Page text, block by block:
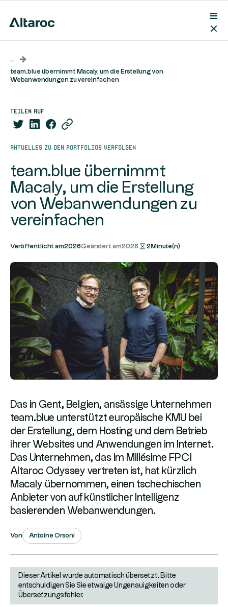
...
team.blue übernimmt Macaly, um die Erstellung von
Webanwendungen zu vereinfachen
teilen auf
Aktuelles zu den Portfolios verfolgen
team.blue übernimmt
Macaly, um die Erstellung
von Webanwendungen zu
vereinfachen
Veröffentlicht am2026Geändert am2026 2 Minute(n)
Das in Gent, Belgien, ansässige Unternehmen
team.blue unterstützt europäische KMU bei
der Erstellung, dem Hosting und dem Betrieb
ihrer Websites und Anwendungen im Internet.
Das Unternehmen, das im Millésime FPCI
Altaroc Odyssey vertreten ist, hat kürzlich
Macaly übernommen, einen tschechischen
Anbieter von auf künstlicher Intelligenz
basierenden Webanwendungen.
Von Antoine Orsoni
Dieser Artikel wurde automatisch übersetzt. Bitte
entschuldigen Sie Sie etwaige Ungenauigkeiten oder
Übersetzungsfehler.